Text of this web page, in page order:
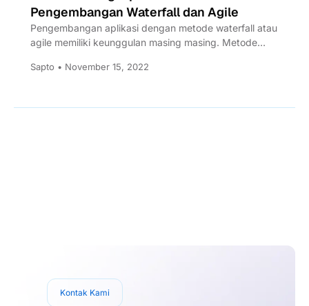
Pengembangan Waterfall dan Agile
Pengembangan aplikasi dengan metode waterfall atau
agile memiliki keunggulan masing masing. Metode
Sapto • November 15, 2022
Kontak Kami